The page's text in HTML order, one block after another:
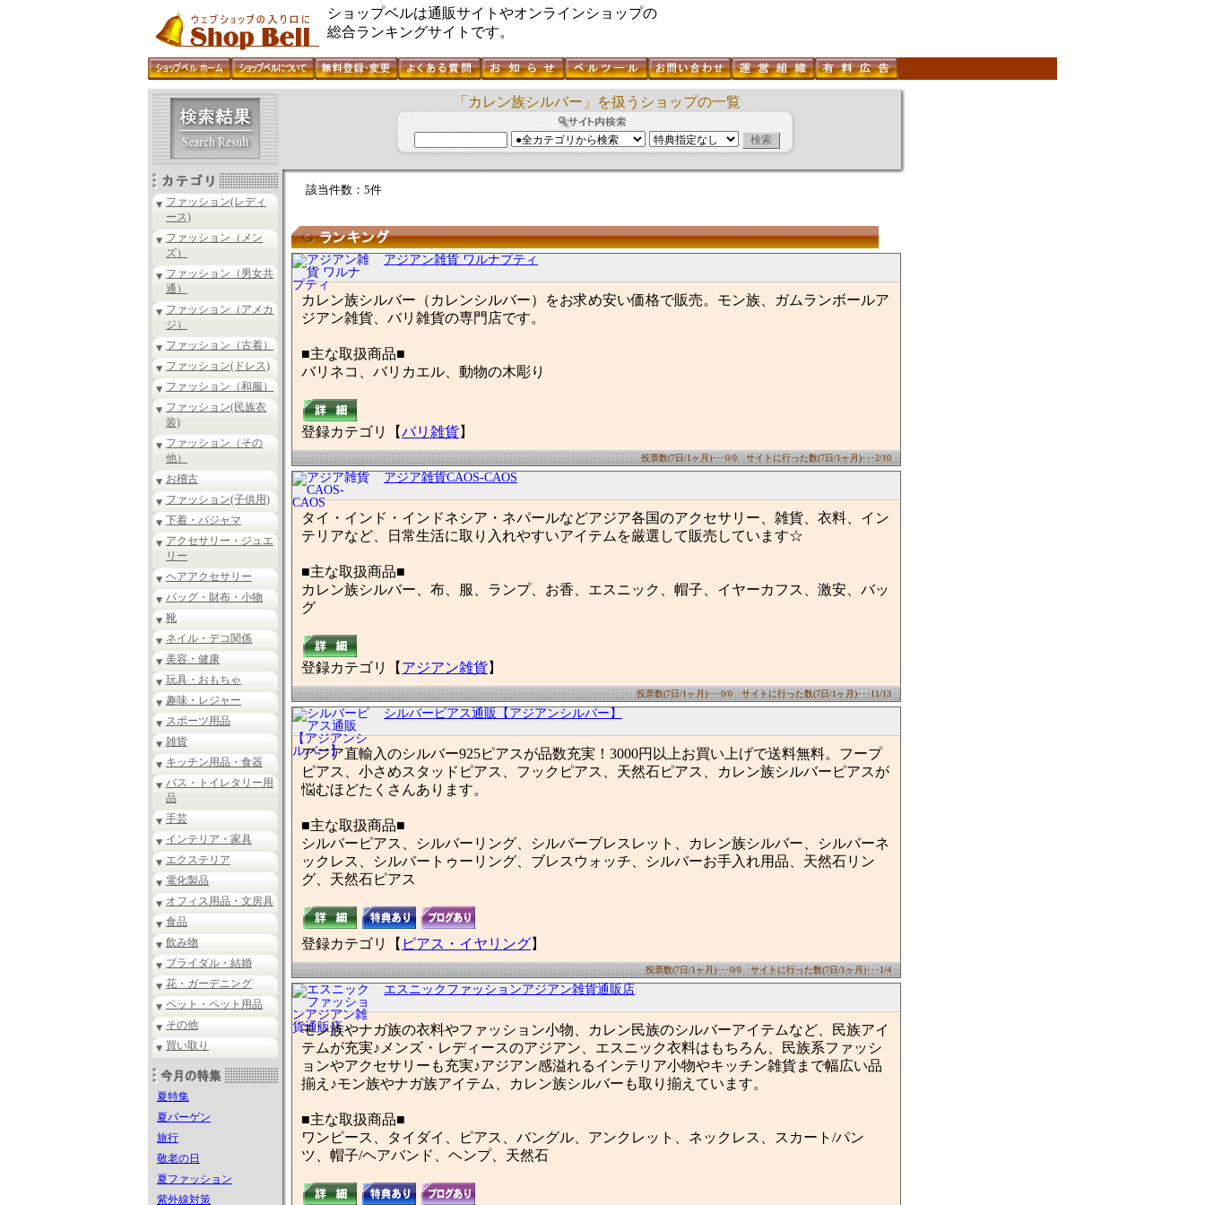
ショップベルは通販サイトやオンラインショップの
総合ランキングサイトです。
ファッション(レディ
ース)
ファッション（メン
ズ）
ファッション（男女共
通）
ファッション（アメカ
ジ）
ファッション（古着）
ファッション(ドレス)
ファッション（和服）
ファッション(民族衣
装)
ファッション（その
他）
お稽古
ファッション(子供用)
下着・パジャマ
アクセサリー・ジュエ
リー
ヘアアクセサリー
バッグ・財布・小物
靴
ネイル・デコ関係
美容・健康
玩具・おもちゃ
趣味・レジャー
スポーツ用品
雑貨
キッチン用品・食器
バス・トイレタリー用
品
手芸
インテリア・家具
エクステリア
電化製品
オフィス用品・文房具
食品
飲み物
ブライダル・結婚
花・ガーデニング
ペット・ペット用品
その他
買い取り
夏特集
夏バーゲン
旅行
敬老の日
夏ファッション
紫外線対策
「カレン族シルバー」を扱うショップの一覧
該当件数：5件
アジアン雑貨 ワルナプティ
カレン族シルバー（カレンシルバー）をお求め安い価格で販売。モン族、ガムランボールア
ジアン雑貨、バリ雑貨の専門店です。
■主な取扱商品■
バリネコ、バリカエル、動物の木彫り
登録カテゴリ【バリ雑貨】
投票数(7日/1ヶ月)･･･0/0 サイトに行った数(7日/1ヶ月)･･･2/10
アジア雑貨CAOS-CAOS
タイ・インド・インドネシア・ネパールなどアジア各国のアクセサリー、雑貨、衣料、イン
テリアなど、日常生活に取り入れやすいアイテムを厳選して販売しています☆
■主な取扱商品■
カレン族シルバー、布、服、ランプ、お香、エスニック、帽子、イヤーカフス、激安、バッ
グ
登録カテゴリ【 アジアン雑貨】
投票数(7日/1ヶ月)･･･0/0 サイトに行った数(7日/1ヶ月)･･･11/13
シルバーピアス通販【アジアンシルバー】
アジア直輸入のシルバー925ピアスが品数充実！3000円以上お買い上げで送料無料。フープ
ピアス、小さめスタッドピアス、フックピアス、天然石ピアス、カレン族シルバーピアスが
悩むほどたくさんあります。
■主な取扱商品■
シルバーピアス、シルバーリング、シルバーブレスレット、カレン族シルバー、シルバーネ
ックレス、シルバートゥーリング、ブレスウォッチ、シルバーお手入れ用品、天然石リン
グ、天然石ピアス
登録カテゴリ【 ピアス・イヤリング】
投票数(7日/1ヶ月)･･･0/0 サイトに行った数(7日/1ヶ月)･･･1/4
エスニックファッションアジアン雑貨通販店
モン族やナガ族の衣料やファッション小物、カレン民族のシルバーアイテムなど、民族アイ
テムが充実♪メンズ・レディースのアジアン、エスニック衣料はもちろん、民族系ファッシ
ョンやアクセサリーも充実♪アジアン感溢れるインテリア小物やキッチン雑貨まで幅広い品
揃え♪モン族やナガ族アイテム、カレン族シルバーも取り揃えています。
■主な取扱商品■
ワンピース、タイダイ、ピアス、バングル、アンクレット、ネックレス、スカート/パン
ツ、帽子/ヘアバンド、ヘンプ、天然石